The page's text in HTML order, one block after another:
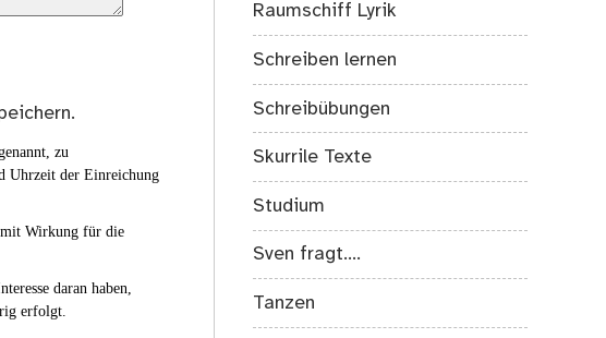
zu
Uhrzeit der Einreichung
Wirkung für die
daran haben,
erfolgt.
Raumschiff Lyrik
Schreiben lernen
Schreibübungen
Skurrile Texte
Studium
Sven fragt….
Tanzen